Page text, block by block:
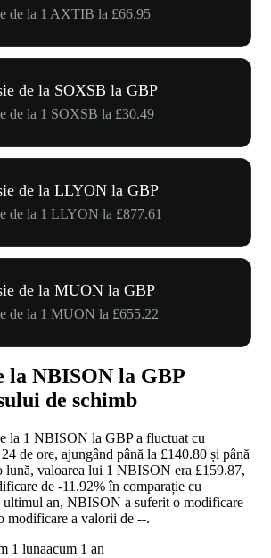
de la 1 AXTIB la £66.95
de la SOXSB la GBP
de la 1 SOXSB la £30.49
de la LLYON la GBP
de la 1 LLYON la £877.61
de la MUON la GBP
de la 1 MUON la £655.22
la NBISON la GBP
de schimb
la 1 NBISON la GBP a fluctuat cu
de ore, ajungând până la £140.80 și până
lună, valoarea lui 1 NBISON era £159.87,
de -11.92%în comparație cu
ultimul an, NBISON a suferit o modificare
modificare a valorii de --.
1 lunaacum 1 an